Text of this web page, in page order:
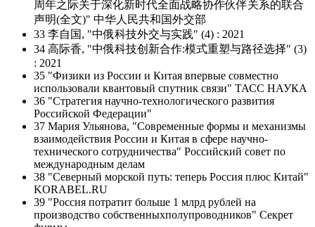
周年之际关于深化新时代全面战略协作伙伴关系的联合
声明(全文)" 中华人民共和国外交部
33 李自国, "中俄科技外交与实践" (4) : 2021
34 高际香, "中俄科技创新合作:模式重塑与路径选择" (3)
: 2021
35 "Физики из России и Китая впервые совместно
использовали квантовый спутник связи" ТАСС НАУКА
36 "Стратегия научно-технологического развития
Российской Федерации"
37 Мария Ульянова, "Современные формы и механизмы
взаимодействия России и Китая в сфере научно-
технического сотрудничества" Российский совет по
международным делам
38 "Северный морской путь: теперь Россия плюс Китай"
KORABEL.RU
39 "Россия потратит больше 1 млрд рублей на
производство собственныхполупроводников" Секрет